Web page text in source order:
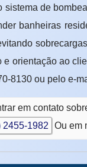
de
banheiras
orientação ao
8130 ou pelo e-
em contato
2455-1982 Ou em